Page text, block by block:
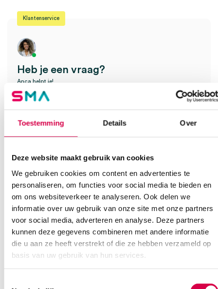
Toestemming Details Over
Deze website maakt gebruik van cookies
We gebruiken cookies om content en advertenties te
personaliseren, om functies voor social media te bieden en
om ons websiteverkeer te analyseren. Ook delen we
informatie over uw gebruik van onze site met onze partners
voor social media, adverteren en analyse. Deze partners
kunnen deze gegevens combineren met andere informatie
die u aan ze heeft verstrekt of die ze hebben verzameld op
basis van uw gebruik van hun services.
Klantenservice
Heb je een vraag?
Anca helpt je!
Onze klantenservice is bereikbaar van maandag t/m vrijdag van
Bel Anca E-mail Anca Contactformulier
Ook interessant